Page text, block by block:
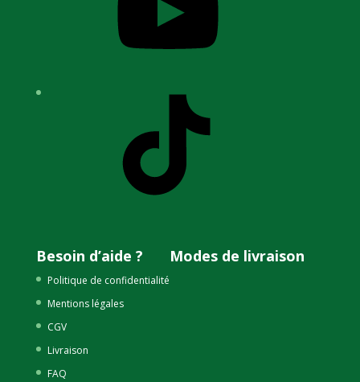
Besoin d’aide ?
Politique de confidentialité
Mentions légales
CGV
Livraison
FAQ
Modes de livraison